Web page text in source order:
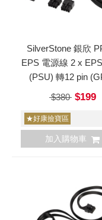
SilverStone 銀欣
EPS 電源線 2 x
(PSU) 轉12 pin
$380$199
★好康撿寶區
加入購物車